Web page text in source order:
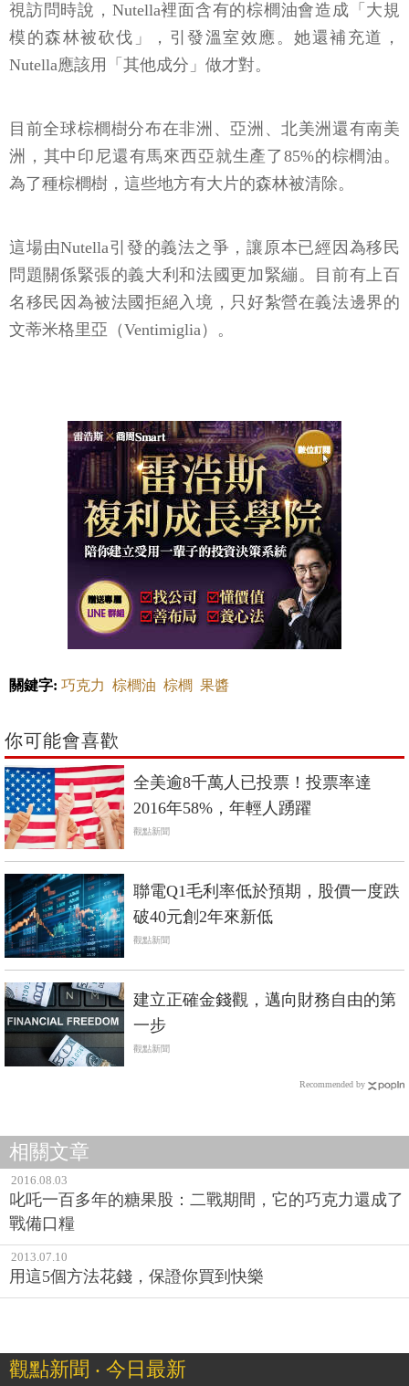
視訪問時說，Nutella裡面含有的棕櫚油會造成「大規
模的森林被砍伐」，引發溫室效應。她還補充道，
Nutella應該用「其他成分」做才對。
目前全球棕櫚樹分布在非洲、亞洲、北美洲還有南美
洲，其中印尼還有馬來西亞就生產了85%的棕櫚油。
為了種棕櫚樹，這些地方有大片的森林被清除。
這場由Nutella引發的義法之爭，讓原本已經因為移民
問題關係緊張的義大利和法國更加緊繃。目前有上百
名移民因為被法國拒絕入境，只好紮營在義法邊界的
文蒂米格里亞（Ventimiglia）。
關鍵字: 巧克力 棕櫚油 棕櫚 果醬
你可能會喜歡
全美逾8千萬人已投票！投票率達
2016年58%，年輕人踴躍
觀點新聞
聯電Q1毛利率低於預期，股價一度跌
破40元創2年來新低
觀點新聞
建立正確金錢觀，邁向財務自由的第
一步
觀點新聞
Recommended by
相關文章
2016.08.03
叱吒一百多年的糖果股：二戰期間，它的巧克力還成了
戰備口糧
2013.07.10
用這5個方法花錢，保證你買到快樂
觀點新聞 ‧ 今日最新